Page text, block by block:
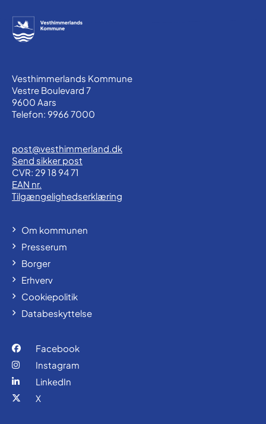
Vesthimmerlands Kommune
Vestre Boulevard 7
9600 Aars
Telefon: 9966 7000
post@vesthimmerland.dk
Send sikker post
CVR: 29 18 94 71
EAN nr.
Tilgængelighedserklæring
Om kommunen
Presserum
Borger
Erhverv
Cookiepolitik
Databeskyttelse
Facebook
Instagram
LinkedIn
X